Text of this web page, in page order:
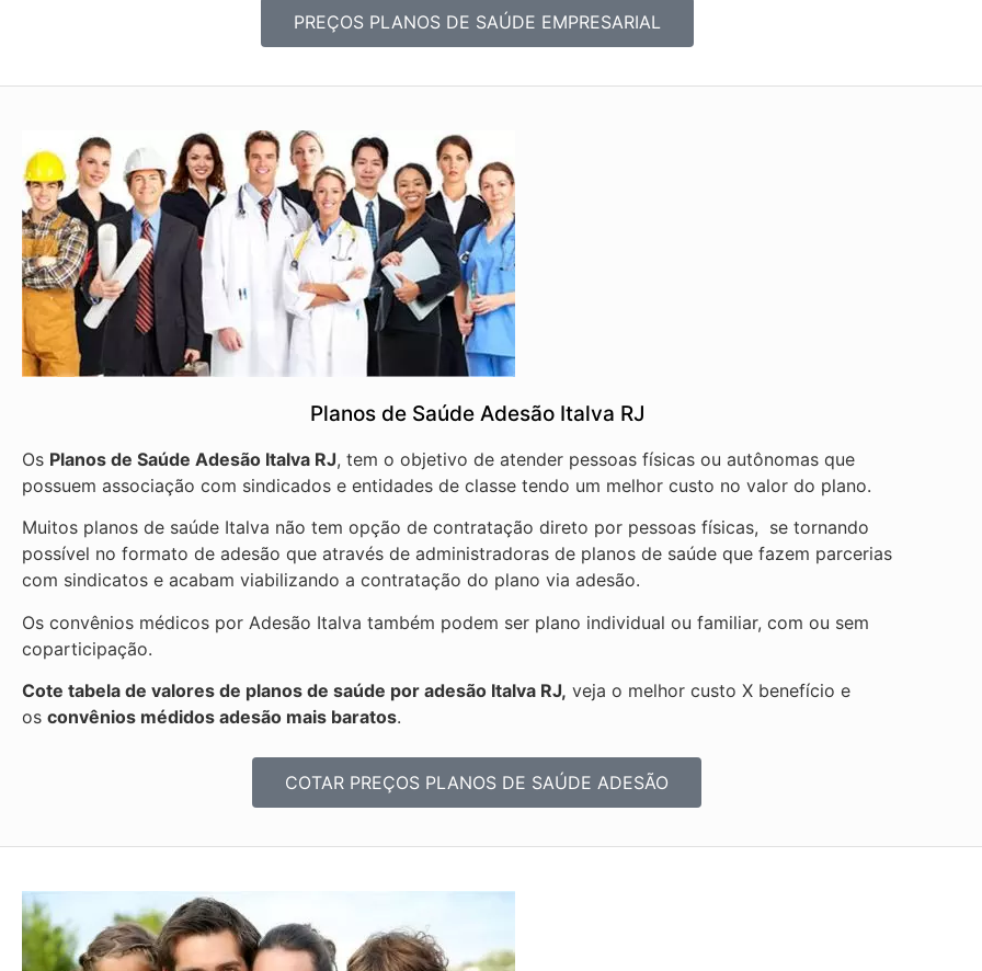
PREÇOS PLANOS DE SAÚDE EMPRESARIAL
Planos de Saúde Adesão Italva RJ
Os Planos de Saúde Adesão Italva RJ, tem o objetivo de atender pessoas físicas ou autônomas que
possuem associação com sindicados e entidades de classe tendo um melhor custo no valor do plano.
Muitos planos de saúde Italva não tem opção de contratação direto por pessoas físicas, se tornando
possível no formato de adesão que através de administradoras de planos de saúde que fazem parcerias
com sindicatos e acabam viabilizando a contratação do plano via adesão.
Os convênios médicos por Adesão Italva também podem ser plano individual ou familiar, com ou sem
coparticipação.
Cote tabela de valores de planos de saúde por adesão Italva RJ, veja o melhor custo X benefício e
os convênios médidos adesão mais baratos.
COTAR PREÇOS PLANOS DE SAÚDE ADESÃO